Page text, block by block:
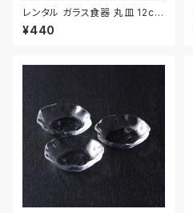
レンタル ガラス食器 丸皿 12cm
2枚セット｜GLM128
¥440